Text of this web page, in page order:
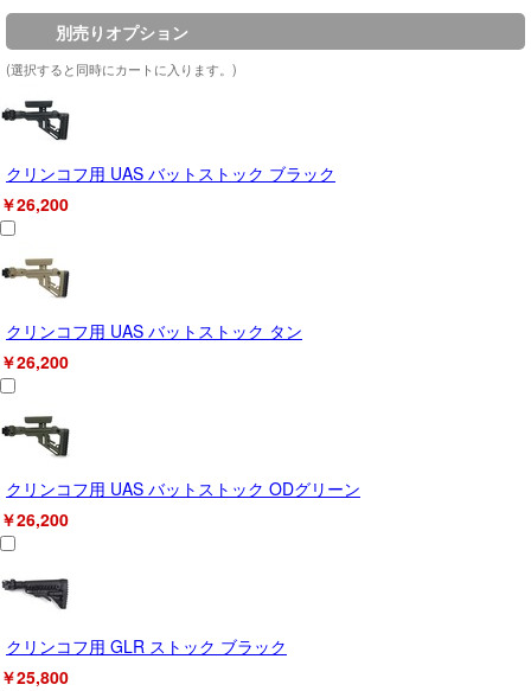
別売りオプション
(選択すると同時にカートに入ります。)
クリンコフ用 UAS バットストック ブラック
￥26,200
クリンコフ用 UAS バットストック タン
￥26,200
クリンコフ用 UAS バットストック ODグリーン
￥26,200
クリンコフ用 GLR ストック ブラック
￥25,800